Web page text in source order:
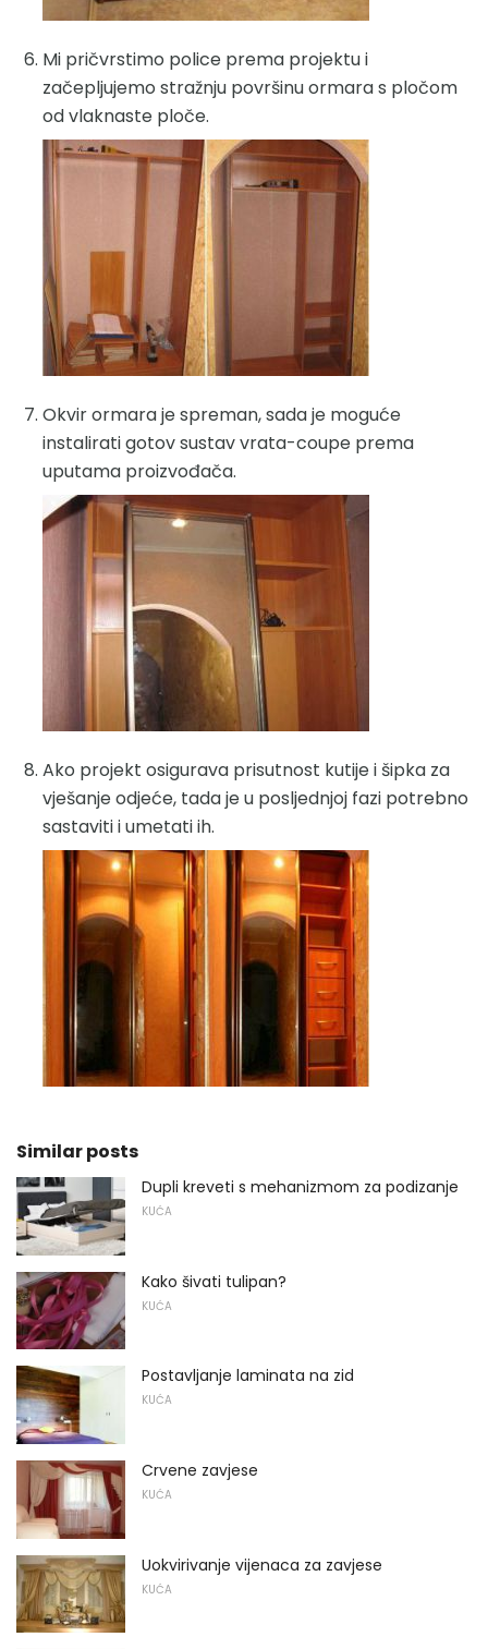
Mi pričvrstimo police prema projektu i
začepljujemo stražnju površinu ormara s pločom
od vlaknaste ploče.
Okvir ormara je spreman, sada je moguće
instalirati gotov sustav vrata-coupe prema
uputama proizvođača.
Ako projekt osigurava prisutnost kutije i šipka za
vješanje odjeće, tada je u posljednjoj fazi potrebno
sastaviti i umetati ih.
Similar posts
Dupli kreveti s mehanizmom za podizanje
KUĆA
Kako šivati ​​tulipan?
KUĆA
Postavljanje laminata na zid
KUĆA
Crvene zavjese
KUĆA
Uokvirivanje vijenaca za zavjese
KUĆA